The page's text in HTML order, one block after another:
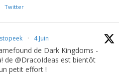
Twitter
· 4 Juin
de Dark Kingdoms -
de @DracoIdeas est bientôt
petit effort !